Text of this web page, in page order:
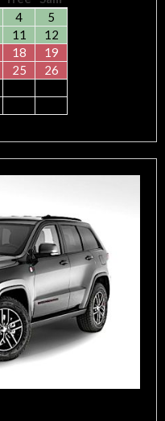
4
5
11
12
18
19
25
26